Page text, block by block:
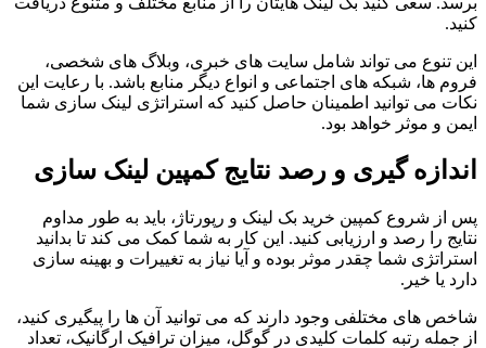
کنید.
این تنوع می تواند شامل سایت های خبری، وبلاگ های شخصی،
فروم ها، شبکه های اجتماعی و انواع دیگر منابع باشد. با رعایت این
نکات می توانید اطمینان حاصل کنید که استراتژی لینک سازی شما
ایمن و موثر خواهد بود.
اندازه گیری و رصد نتایج کمپین لینک سازی
پس از شروع کمپین خرید بک لینک و رپورتاژ، باید به طور مداوم
نتایج را رصد و ارزیابی کنید. این کار به شما کمک می کند تا بدانید
استراتژی شما چقدر موثر بوده و آیا نیاز به تغییرات و بهینه سازی
دارد یا خیر.
شاخص های مختلفی وجود دارند که می توانید آن ها را پیگیری کنید،
از جمله رتبه کلمات کلیدی در گوگل، میزان ترافیک ارگانیک، تعداد